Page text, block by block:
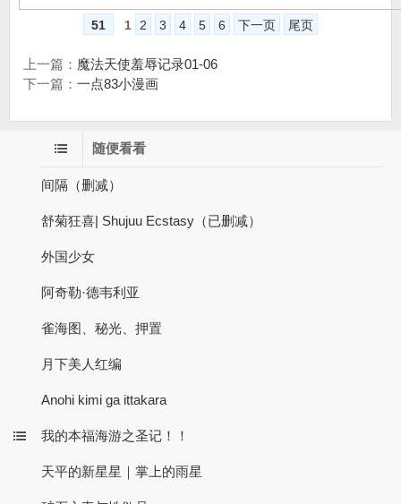
51 1 2 3 4 5 6 下一页 尾页
上一篇： 魔法天使羞辱记录01-06
下一篇： 一点83小漫画
随便看看
间隔（删减）
舒菊狂喜| Shujuu Ecstasy（已删减）
外国少女
阿奇勒·德韦利亚
雀海图、秘光、押置
月下美人红编
Anohi kimi ga ittakara
我的本福海游之圣记！！
天平的新星星｜掌上的雨星